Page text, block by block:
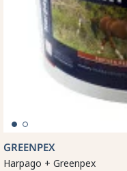
GREENPEX
Harpago + Greenpex